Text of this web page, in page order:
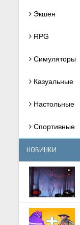
Экшен
RPG
Симуляторы
Казуальные
Настольные
Спортивные
НОВИНКИ